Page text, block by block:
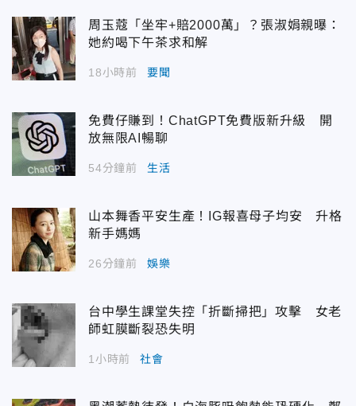
周玉蔻「坐牢+賠2000萬」？張淑娟親曝：
她約喝下午茶求和解
18小時前 要聞
免費仔賺到！ChatGPT免費版新升級 開
放無限AI暢聊
54分鐘前 生活
山本舞香平安生產！IG報喜母子均安 升格
新手媽媽
26分鐘前 娛樂
台中學生課堂失控「折斷掃把」攻擊 女老
師虹膜斷裂恐失明
1小時前 社會